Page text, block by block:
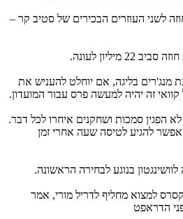
לשני העוזרים הבכירים של סטיב קר –
לעונה.
מנג'רים בליגה, אם יוחלט להעניש את
זה יהיה למעשה פרס עבור המועדון.
הפגין סמכות ושחקנים איחרו לכל דבר.
להגיע לטיסה שעה אחרי זמן
בנוגע לבחירה הראשונה.
למצוא מחליף לדריל מורי, אמר
הדראפט